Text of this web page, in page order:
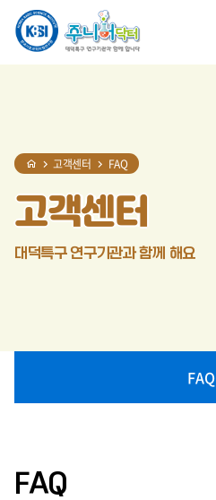
반복영역
건너뛰기
고객센터 FAQ
고객센터
대덕특구 연구기관과 함께 해요
FAQ
FAQ
공유